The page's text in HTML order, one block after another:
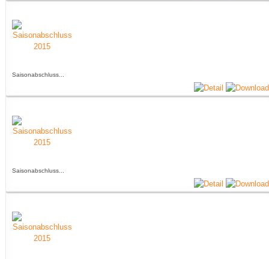
Saisonabschluss...
Saisonabschluss...